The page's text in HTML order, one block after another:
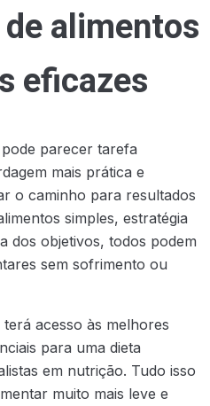
alimentos
eficazes
parecer tarefa
mais prática e
o caminho para resultados
simples, estratégia
dos objetivos, todos podem
sem sofrimento ou
acesso às melhores
para uma dieta
em nutrição. Tudo isso
muito mais leve e